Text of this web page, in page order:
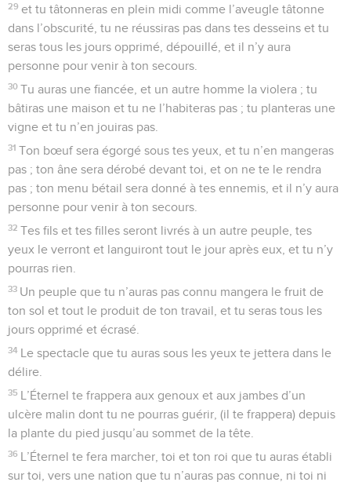
29 et tu tâtonneras en plein midi comme l’aveugle tâtonne
dans l’obscurité, tu ne réussiras pas dans tes desseins et tu
seras tous les jours opprimé, dépouillé, et il n’y aura
personne pour venir à ton secours.
30 Tu auras une fiancée, et un autre homme la violera ; tu
bâtiras une maison et tu ne l’habiteras pas ; tu planteras une
vigne et tu n’en jouiras pas.
31 Ton bœuf sera égorgé sous tes yeux, et tu n’en mangeras
pas ; ton âne sera dérobé devant toi, et on ne te le rendra
pas ; ton menu bétail sera donné à tes ennemis, et il n’y aura
personne pour venir à ton secours.
32 Tes fils et tes filles seront livrés à un autre peuple, tes
yeux le verront et languiront tout le jour après eux, et tu n’y
pourras rien.
33 Un peuple que tu n’auras pas connu mangera le fruit de
ton sol et tout le produit de ton travail, et tu seras tous les
jours opprimé et écrasé.
34 Le spectacle que tu auras sous les yeux te jettera dans le
délire.
35 L’Éternel te frappera aux genoux et aux jambes d’un
ulcère malin dont tu ne pourras guérir, (il te frappera) depuis
la plante du pied jusqu’au sommet de la tête.
36 L’Éternel te fera marcher, toi et ton roi que tu auras établi
sur toi, vers une nation que tu n’auras pas connue, ni toi ni